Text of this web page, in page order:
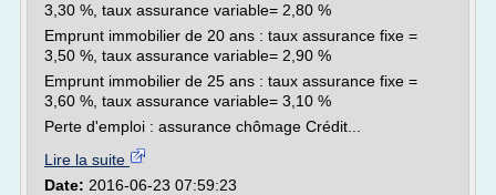
3,30 %, taux assurance variable= 2,80 %
Emprunt immobilier de 20 ans : taux assurance fixe =
3,50 %, taux assurance variable= 2,90 %
Emprunt immobilier de 25 ans : taux assurance fixe =
3,60 %, taux assurance variable= 3,10 %
Perte d'emploi : assurance chômage Crédit...
Lire la suite
Date: 2016-06-23 07:59:23